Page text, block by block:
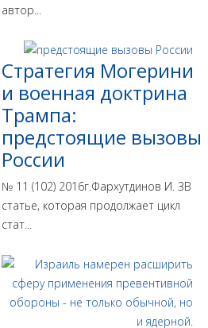
автор...
Стратегия Могерини
и военная доктрина
Трампа:
предстоящие вызовы
России
№ 11 (102) 2016г.Фархутдинов И. ЗВ
статье, которая продолжает цикл
стат...